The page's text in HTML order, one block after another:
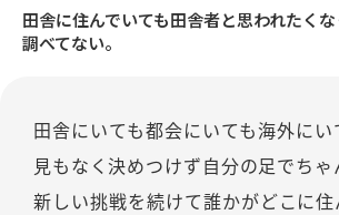
田舎に住んでいても田舎者と思われたく
調べてない。
田舎にいても都会にいても海外に
見もなく決めつけず自分の足でちゃ
新しい挑戦を続けて誰かがどこに